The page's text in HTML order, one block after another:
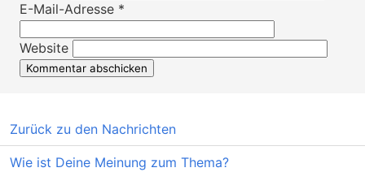
E-Mail-Adresse *
Website
Zurück zu den Nachrichten
Wie ist Deine Meinung zum Thema?